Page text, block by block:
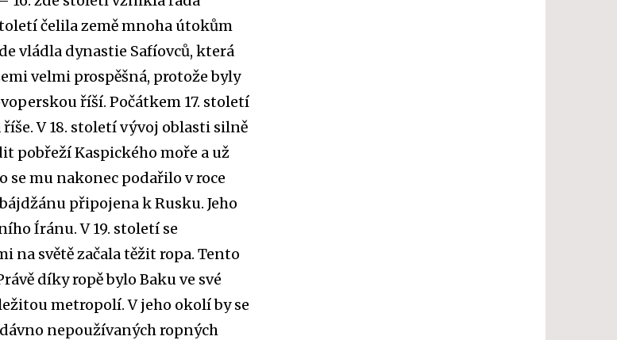
čelila země mnoha útokům
vládla dynastie Safíovců, která
velmi prospěšná, protože byly
říší. Počátkem 17. století
V18. stoletívývoj oblasti silně
pobřežíKaspického moře a už
se mu nakonec podařilo v roce
připojena k Rusku. Jeho
Íránu. V 19. století se
na světě začala těžit ropa. Tento
díky ropě bylo Baku ve své
metropolí. V jeho okolí by se
nepoužívaných ropných